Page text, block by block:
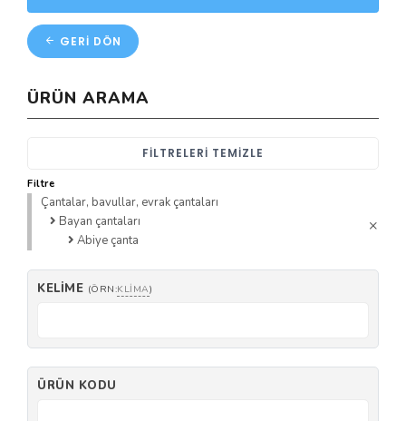
GERI DÖN
ÜRÜN ARAMA
FILTRELERI TEMIZLE
Filtre
Çantalar, bavullar, evrak çantaları
Bayan çantaları
Abiye çanta
KELIME (ÖRN:KLIMA)
ÜRÜN KODU